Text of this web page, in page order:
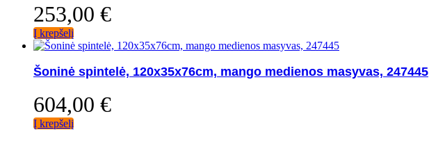
253,00 €
Į krepšelį
Šoninė spintelė, 120x35x76cm, mango medienos masyvas, 247445
604,00 €
Į krepšelį